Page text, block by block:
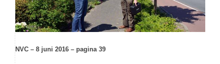
NVC – 8 juni 2016 – pagina 39